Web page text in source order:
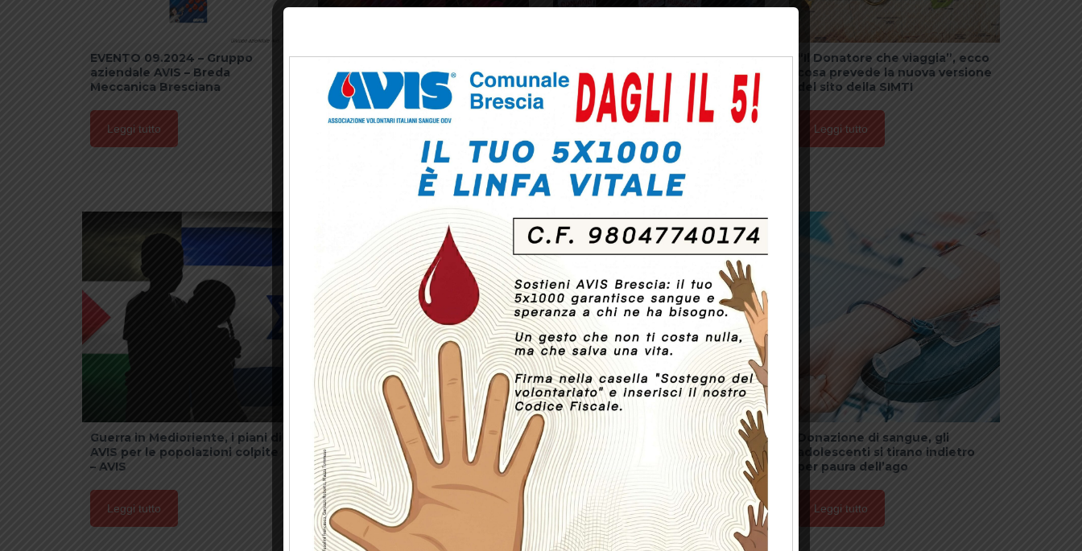
EVENTO 09.2024 – Gruppo
aziendale AVIS – Breda
Meccanica Bresciana
Leggi tutto
Strawoman 2024
Leggi tutto
Avis Brescia in corso Zanardelli
per sensibilizzare
sull’importanza della
donazione di sangue
Leggi tutto
“Il Donatore che viaggia”, ecco
cosa prevede la nuova versione
del sito della SIMTI
Leggi tutto
Guerra in Medioriente, i piani di
AVIS per le popolazioni colpite
– AVIS
Leggi tutto
L’Avis ha ricordato i suoi AVISINI
defunti
Leggi tutto
Pietro, super avisino da record
Leggi tutto
Donazione di sangue, gli
adolescenti si tirano indietro
per paura dell’ago
Leggi tutto